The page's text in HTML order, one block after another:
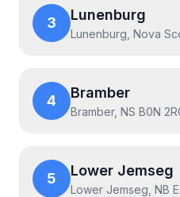
3 Lunenburg
Lunenburg, Nova
4 Bramber
Bramber, NS B0N
5 Lower Jemseg
Lower Jemseg, NB